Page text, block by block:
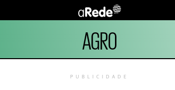
AGRO
PUBLICIDADE